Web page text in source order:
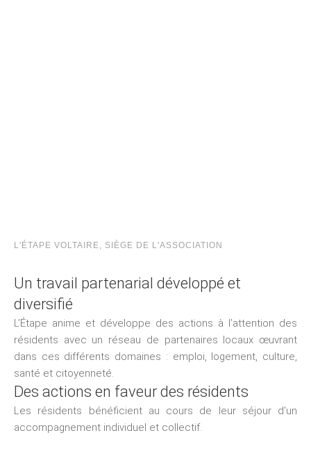
L'ÉTAPE VOLTAIRE, SIÈGE DE L'ASSOCIATION
Un travail partenarial développé et
diversifié
L’Étape anime et développe des actions à l’attention des
résidents avec un réseau de partenaires locaux œuvrant
dans ces différents domaines : emploi, logement, culture,
santé et citoyenneté.
Des actions en faveur des résidents
Les résidents bénéficient au cours de leur séjour d’un
accompagnement individuel et collectif.